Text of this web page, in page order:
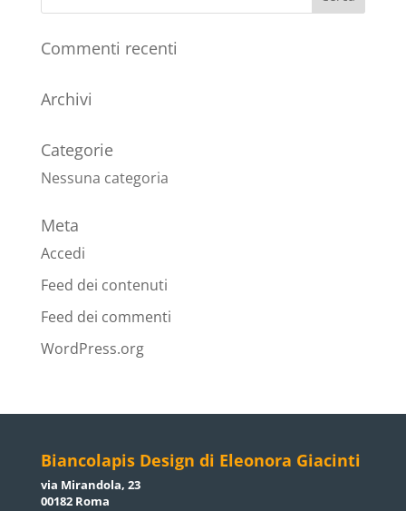
Commenti recenti
Archivi
Categorie
Nessuna categoria
Meta
Accedi
Feed dei contenuti
Feed dei commenti
WordPress.org
Biancolapis Design di Eleonora Giacinti
via Mirandola, 23
00182 Roma